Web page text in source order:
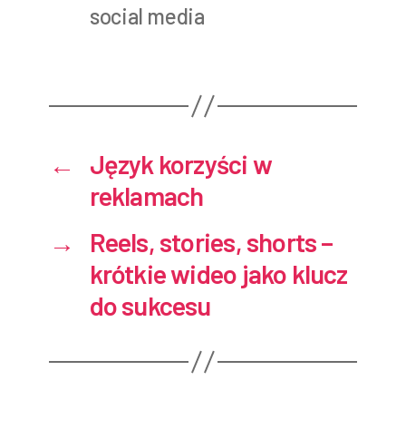
social media
←
Język korzyści w
reklamach
→
Reels, stories, shorts –
krótkie wideo jako klucz
do sukcesu